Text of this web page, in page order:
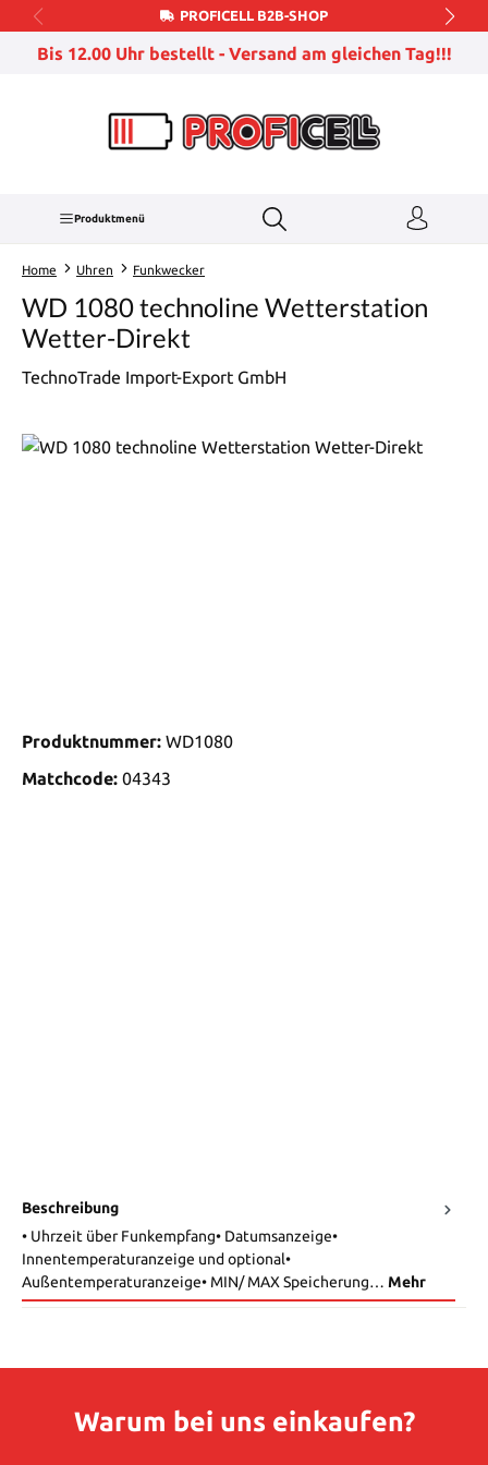
Zum Hauptinhalt springenPROFICELL B2B-SHOP
Bis 12.00 Uhr bestellt - Versand am gleichen Tag!!!
Produktmenü
Home Uhren Funkwecker
WD 1080 technoline Wetterstation
Wetter-Direkt
TechnoTrade Import-Export GmbH
Produktnummer: WD1080
Matchcode: 04343
Beschreibung
• Uhrzeit über Funkempfang• Datumsanzeige•
Innentemperaturanzeige und optional•
Außentemperaturanzeige• MIN/ MAX Speicherung… Mehr
Warum bei uns einkaufen?